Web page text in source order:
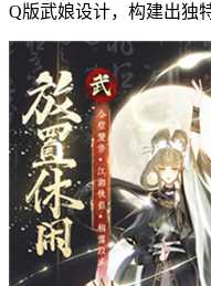
Q版武娘设计，构建出独